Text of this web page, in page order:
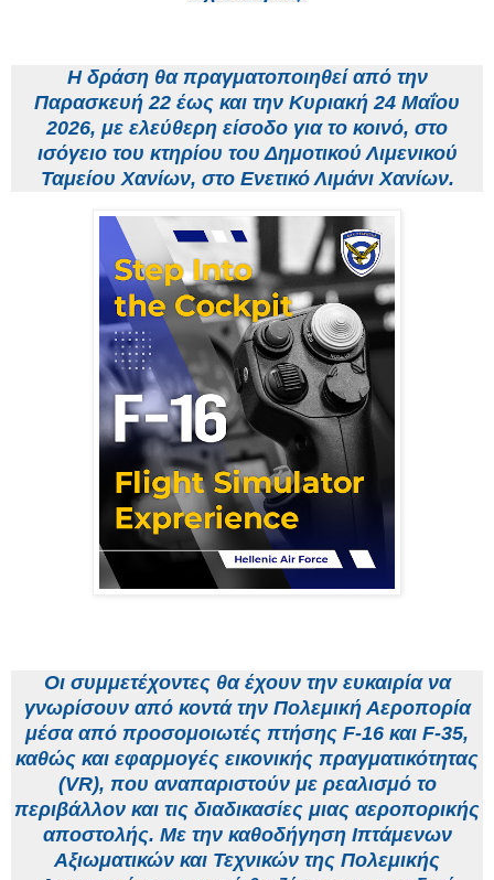
Η δράση θα πραγματοποιηθεί από την
Παρασκευή 22 έως και την Κυριακή 24 Μαΐου
2026, με ελεύθερη είσοδο για το κοινό, στο
ισόγειο του κτηρίου του Δημοτικού Λιμενικού
Ταμείου Χανίων, στο Ενετικό Λιμάνι Χανίων.
Οι συμμετέχοντες θα έχουν την ευκαιρία να
γνωρίσουν από κοντά την Πολεμική Αεροπορία
μέσα από προσομοιωτές πτήσης F-16 και F-35,
καθώς και εφαρμογές εικονικής πραγματικότητας
(VR), που αναπαριστούν με ρεαλισμό το
περιβάλλον και τις διαδικασίες μιας αεροπορικής
αποστολής. Με την καθοδήγηση Ιπτάμενων
Αξιωματικών και Τεχνικών της Πολεμικής